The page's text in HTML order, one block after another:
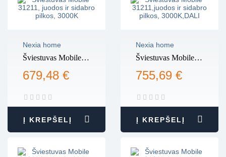
Nexia home
Šviestuvas Mobile
sidabro pilkos,
679,48 €
Į KREPŠELĮ
Nexia home
Šviestuvas Mobile
sidabro pilkos,
755,69 €
Į KREPŠELĮ